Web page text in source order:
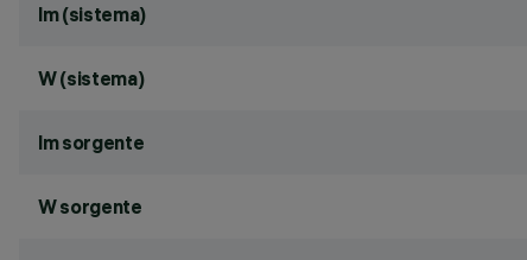
lm (sistema)
W (sistema)
lm sorgente
W sorgente